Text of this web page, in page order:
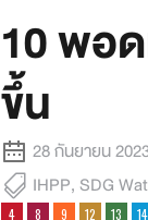
10 พอ
ขึ้น
28 กันยายน
IHPP, SDG